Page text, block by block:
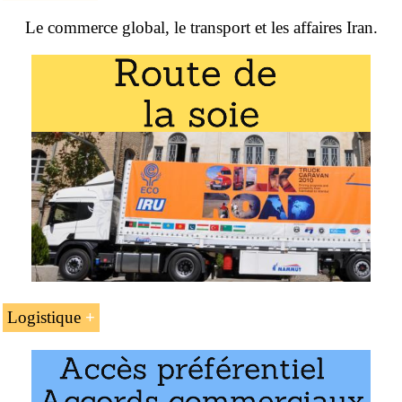
L’accès au marché iranien
Le transport et la logistique
Le plan d’affaires pour l’Iran
Exemple : le commerce extérieur et les affaires en Iran :
L’unité d’enseignement «Commerce international,
programmes de l’EENI Global Business School :
Master en affaires internationales ,commerce
Le commerce global, le transport et les affaires Iran.
Logistique
LeCorridor logistique Inde-Afghanistan